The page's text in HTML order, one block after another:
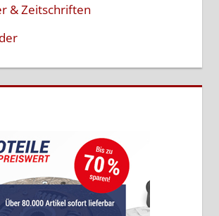
& Zeitschriften